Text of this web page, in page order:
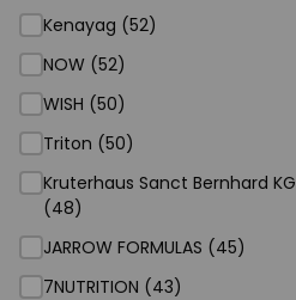
Kenayag (52)
NOW (52)
WISH (50)
Triton (50)
Kruterhaus Sanct Bernhard KG
(48)
JARROW FORMULAS (45)
7NUTRITION (43)